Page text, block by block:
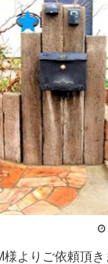
よりご依頼頂き